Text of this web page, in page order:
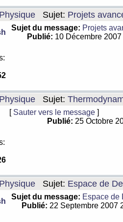
Physique Sujet: Projets
Sujet du message: Projets
Publié: 10 Décembre
Physique Sujet:
[ Sauter vers le message ]
Publié: 25 Octobre
Physique Sujet: Espace de
Sujet du message: Espace de
Publié: 22 Septembre 2007